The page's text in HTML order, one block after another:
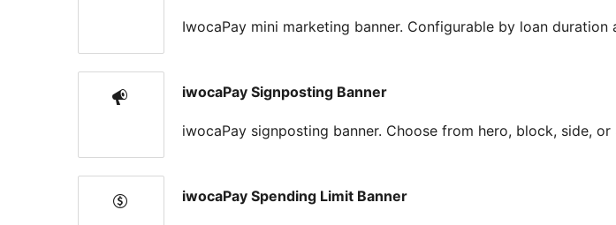
IwocaPay mini marketing banner. Configurable by loan duration
iwocaPay Signposting Banner
iwocaPay signposting banner. Choose from hero, block, side, or
iwocaPay Spending Limit Banner